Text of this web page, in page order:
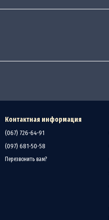
Контактная информация
(067) 726-64-91
(097) 681-50-58
Перезвонить вам?